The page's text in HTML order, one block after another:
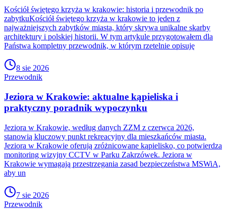
Kościół świętego krzyża w krakowie: historia i przewodnik po
zabytkuKościół świętego krzyża w krakowie to jeden z
najważniejszych zabytków miasta, który skrywa unikalne skarby
architektury i polskiej historii. W tym artykule przygotowałem dla
Państwa kompletny przewodnik, w którym rzetelnie opisuję
8 sie 2026
Przewodnik
Jeziora w Krakowie: aktualne kąpieliska i
praktyczny poradnik wypoczynku
Jeziora w Krakowie, według danych ZZM z czerwca 2026,
stanowią kluczowy punkt rekreacyjny dla mieszkańców miasta.
Jeziora w Krakowie oferują zróżnicowane kąpielisko, co potwierdza
monitoring wizyjny CCTV w Parku Zakrzówek. Jeziora w
Krakowie wymagają przestrzegania zasad bezpieczeństwa MSWiA,
aby un
7 sie 2026
Przewodnik